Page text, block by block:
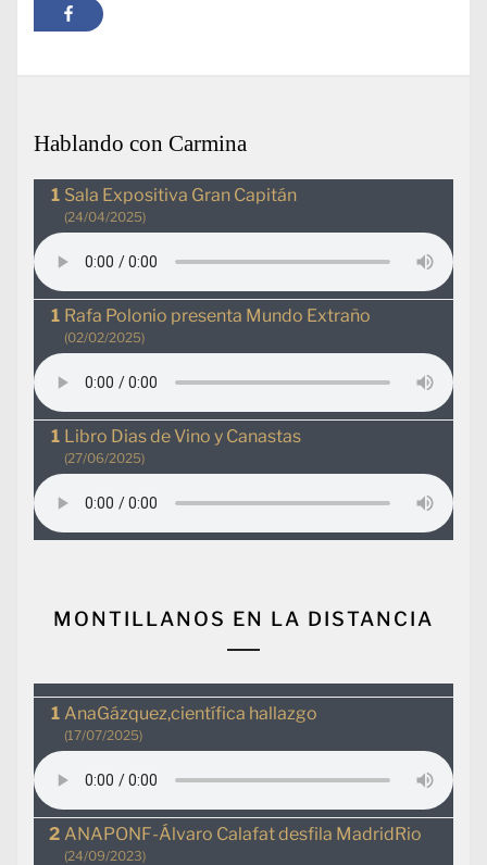
Hablando con Carmina
Sala Expositiva Gran Capitán
(24/04/2025)
Rafa Polonio presenta Mundo Extraño
(02/02/2025)
Libro Dias de Vino y Canastas
(27/06/2025)
MONTILLANOS EN LA DISTANCIA
AnaGázquez,científica hallazgo
(17/07/2025)
ANAPONF-Álvaro Calafat desfila MadridRio
(24/09/2023)